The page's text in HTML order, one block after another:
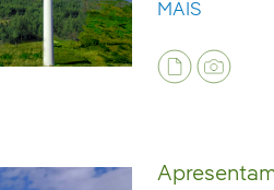
MAIS